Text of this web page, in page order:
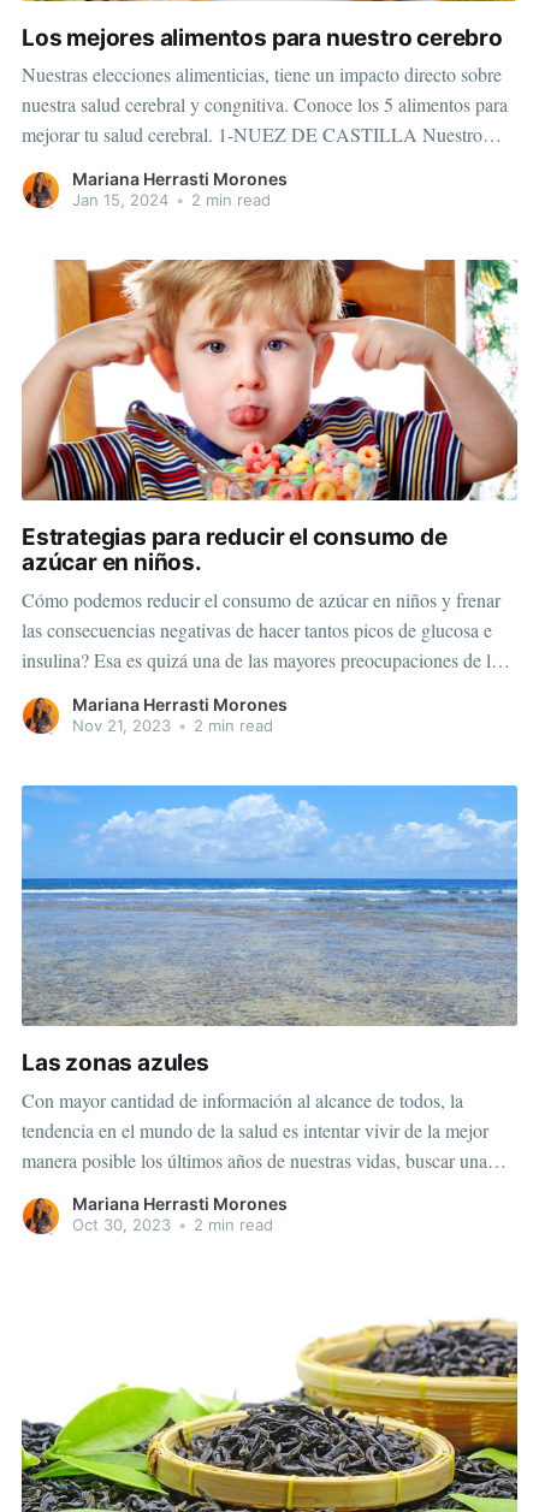
Los mejores alimentos para nuestro cerebro
Nuestras elecciones alimenticias, tiene un impacto directo sobre
nuestra salud cerebral y congnitiva. Conoce los 5 alimentos para
mejorar tu salud cerebral. 1-NUEZ DE CASTILLA Nuestro
cerebro necesita de grasas saludables para funcionar
correctamente, los efectos antiinflamatorios y antioxidantes que
Mariana Herrasti Morones
Jan 15, 2024 • 2 min read
Estrategias para reducir el consumo de
azúcar en niños.
Cómo podemos reducir el consumo de azúcar en niños y frenar
las consecuencias negativas de hacer tantos picos de glucosa e
insulina? Esa es quizá una de las mayores preocupaciones de los
los pequeños, preocupa sobre
Mariana Herrasti Morones
Nov 21, 2023 • 2 min read
Las zonas azules
Con mayor cantidad de información al alcance de todos, la
tendencia en el mundo de la salud es intentar vivir de la mejor
manera posible los últimos años de nuestras vidas, buscar una
zonas azules, termino “no” científico que
Mariana Herrasti Morones
Oct 30, 2023 • 2 min read